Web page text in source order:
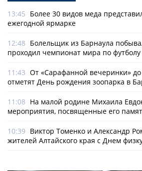
13:45 Более 30 видов меда
ежегодной ярмарке
12:48 Болельщик из Барнаула
проходил чемпионат мира по футболу
11:43 От «Сарафанной вечеринки»
отметят День рождения зоопарка в
11:08 На малой родине Михаила
мероприятия, посвященные его
10:39 Виктор Томенко и Александр
жителей Алтайского края с Днем